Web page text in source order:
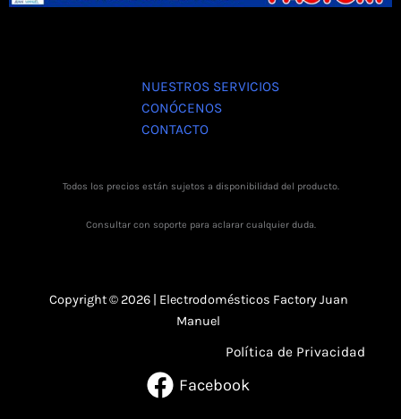
NUESTROS SERVICIOS
CONÓCENOS
CONTACTO
Todos los precios están sujetos a disponibilidad del producto.
Consultar con soporte para aclarar cualquier duda.
Copyright © 2026 | Electrodomésticos Factory Juan
Manuel
Política de Privacidad
Facebook